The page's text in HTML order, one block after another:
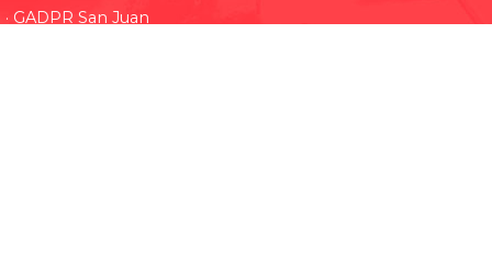
· GADPR San Juan